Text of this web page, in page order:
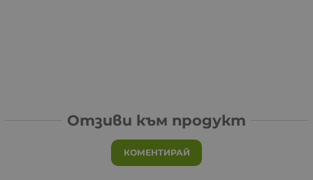
Отзиви към продукт
КОМЕНТИРАЙ